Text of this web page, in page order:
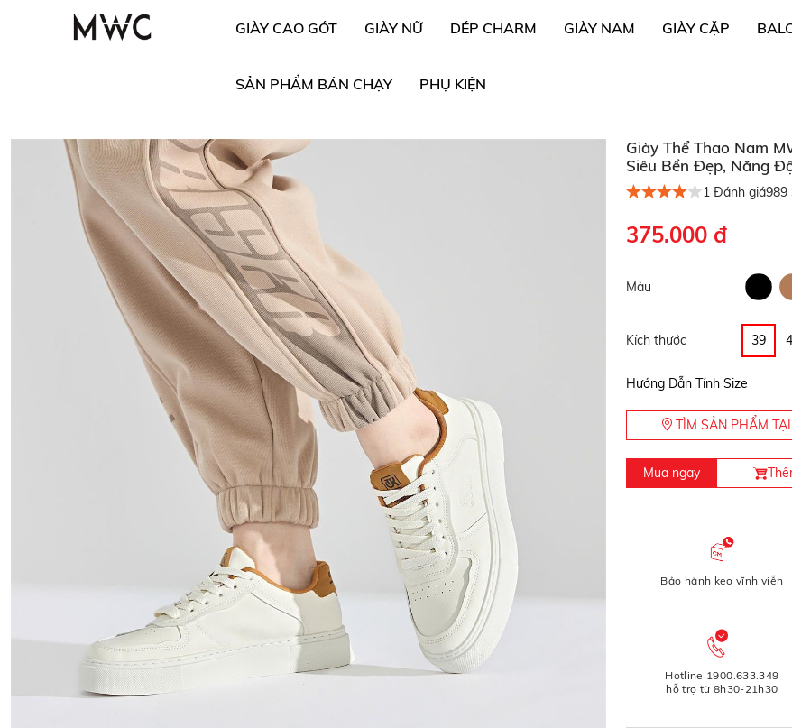
GIÀY CAO GÓT GIÀY NỮ DÉP CHARM GIÀY NAM GIÀY CẶP
SẢN PHẨM BÁN CHẠY PHỤ KIỆN
Giày Thể Thao Nam
Siêu Bền Đẹp, Năng
1 Đánh giá989
375.000 đ
Màu
Kích thước 39
Hướng Dẫn Tính Size
TÌM SẢN PHẨM
Mua ngay
Bảo hành keo vĩnh viễn
Hotline 1900.633.349
hỗ trợ từ 8h30-21h30